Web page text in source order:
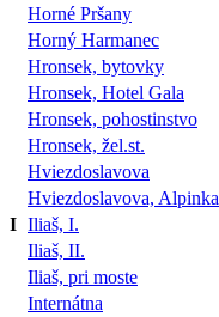
Horné Pršany
Horný Harmanec
Hronsek, bytovky
Hronsek, Hotel Gala
Hronsek, pohostinstvo
Hronsek, žel.st.
Hviezdoslavova
Hviezdoslavova, Alpinka
I Iliaš, I.
Iliaš, II.
Iliaš, pri moste
Internátna